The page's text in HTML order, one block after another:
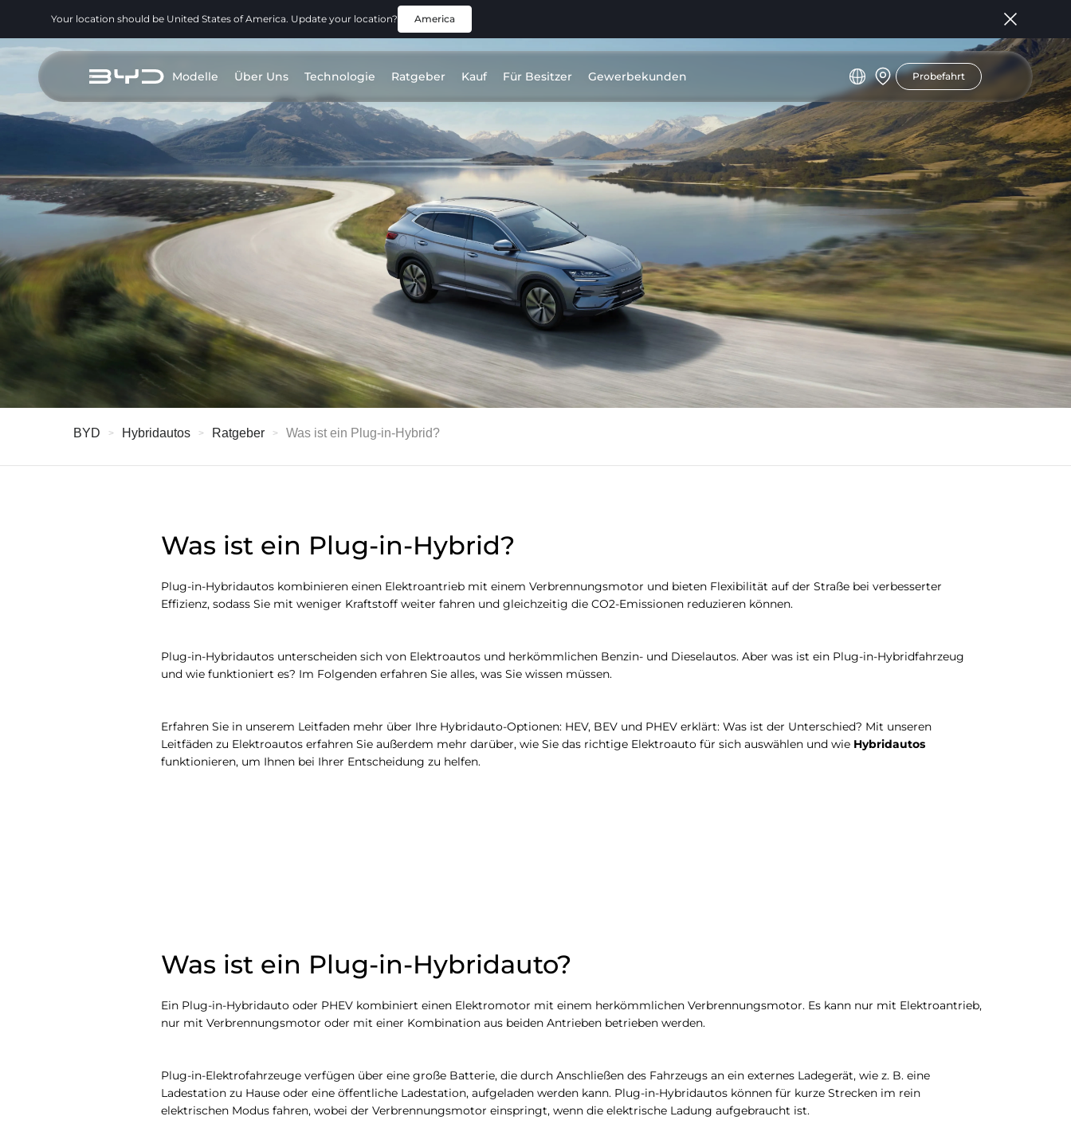
Your location should be United States of America. Update your location? America
Modelle Über Uns Technologie Ratgeber Kauf Für Besitzer Gewerbekunden Probefahrt
BYD Hybridautos Ratgeber Was ist ein Plug-in-Hybrid?
Was ist ein Plug-in-Hybrid?
Plug-in-Hybridautos kombinieren einen Elektroantrieb mit einem Verbrennungsmotor und bieten Flexibilität auf der Straße bei verbesserter
Effizienz, sodass Sie mit weniger Kraftstoff weiter fahren und gleichzeitig die CO2-Emissionen reduzieren können.
Plug-in-Hybridautos unterscheiden sich von Elektroautos und herkömmlichen Benzin- und Dieselautos. Aber was ist ein Plug-in-Hybridfahrzeug
und wie funktioniert es? Im Folgenden erfahren Sie alles, was Sie wissen müssen.
Erfahren Sie in unserem Leitfaden mehr über Ihre Hybridauto-Optionen: HEV, BEV und PHEV erklärt: Was ist der Unterschied? Mit unseren
Leitfäden zu Elektroautos erfahren Sie außerdem mehr darüber, wie Sie das richtige Elektroauto für sich auswählen und wie Hybridautos
funktionieren, um Ihnen bei Ihrer Entscheidung zu helfen.
Was ist ein Plug-in-Hybridauto?
Ein Plug-in-Hybridauto oder PHEV kombiniert einen Elektromotor mit einem herkömmlichen Verbrennungsmotor. Es kann nur mit Elektroantrieb,
nur mit Verbrennungsmotor oder mit einer Kombination aus beiden Antrieben betrieben werden.
Plug-in-Elektrofahrzeuge verfügen über eine große Batterie, die durch Anschließen des Fahrzeugs an ein externes Ladegerät, wie z. B. eine
Ladestation zu Hause oder eine öffentliche Ladestation, aufgeladen werden kann. Plug-in-Hybridautos können für kurze Strecken im rein
elektrischen Modus fahren, wobei der Verbrennungsmotor einspringt, wenn die elektrische Ladung aufgebraucht ist.